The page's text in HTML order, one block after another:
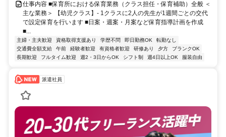
仕事内容 ■保育所における保育業務（クラス担任・保育補助）全般 ＜
主な業務＞ 【幼児クラス】- 1クラスに2人の先生が1週間ごとの交代
で設定保育を行います ■日案・週案・月案など保育指導計画を作成
■...
主婦・主夫歓迎 資格取得支援あり 学歴不問 即日勤務OK
転勤なし
交通費全額支給
午前 経験者歓迎 有資格者歓迎 研修あり 夕方
ブランクOK
長期歓迎
フルタイム歓迎 週2・3日からOK シフト制 週4日以上OK 服装自由
派遣社員